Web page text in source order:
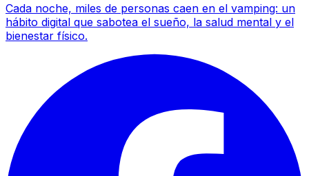
Cada noche, miles de personas caen en el vamping: un
hábito digital que sabotea el sueño, la salud mental y el
bienestar físico.